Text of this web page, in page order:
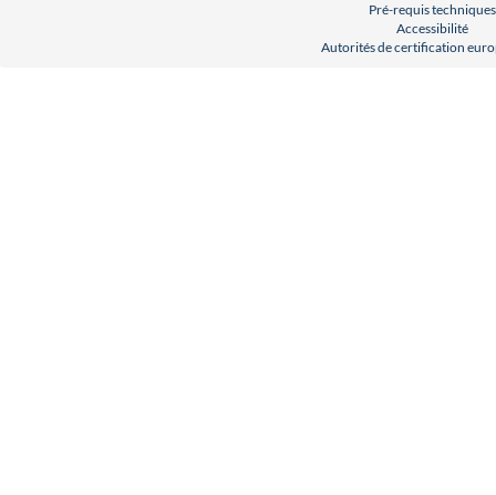
Pré-requis techniques
Accessibilité
Autorités de certification